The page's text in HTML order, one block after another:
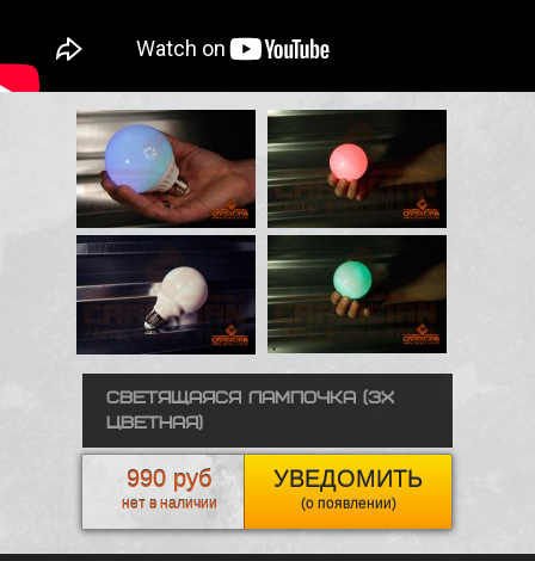
Светящаяся лампочка (3х
цветная)
УВЕДОМИТЬ
(о появлении)
990 руб
нет в наличии